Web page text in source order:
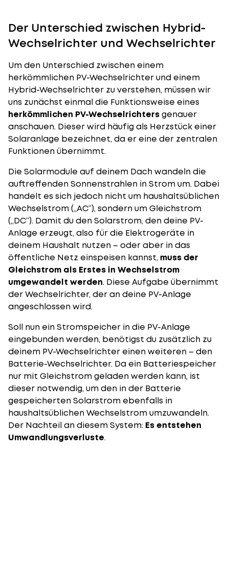
Der Unterschied zwischen Hybrid-
Wechselrichter und Wechselrichter
Um den Unterschied zwischen einem
herkömmlichen PV-Wechselrichter und einem
Hybrid-Wechselrichter zu verstehen, müssen wir
uns zunächst einmal die Funktionsweise eines
herkömmlichen PV-Wechselrichtersgenauer
anschauen. Dieser wird häufig als Herzstück einer
Solaranlage bezeichnet, da er eine der zentralen
Funktionen übernimmt.
Die Solarmodule auf deinem Dach wandeln die
auftreffenden Sonnenstrahlen in Strom um. Dabei
handelt es sich jedoch nicht um haushaltsüblichen
Wechselstrom („AC“), sondern um Gleichstrom
(„DC“). Damit du den Solarstrom, den deine PV-
Anlage erzeugt, also für die Elektrogeräte in
deinem Haushalt nutzen – oder aber in das
öffentliche Netz einspeisen kannst, muss der
Gleichstrom als Erstes in Wechselstrom
umgewandelt werden. Diese Aufgabe übernimmt
der Wechselrichter, der an deine PV-Anlage
angeschlossen wird.
Soll nun einStromspeicher in die PV-Anlage
eingebunden werden, benötigst du zusätzlich zu
deinem PV-Wechselrichter einen weiteren – den
Batterie-Wechselrichter. Da ein Batteriespeicher
nur mit Gleichstrom geladen werden kann, ist
dieser notwendig, um den in der Batterie
gespeicherten Solarstrom ebenfalls in
haushaltsüblichen Wechselstrom umzuwandeln.
Der Nachteil an diesem System: Es entstehen
Umwandlungsverluste.